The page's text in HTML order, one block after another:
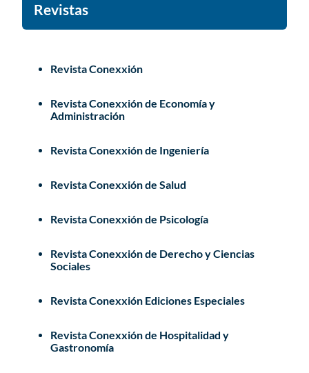
Revistas
Revista Conexxión
Revista Conexxión de Economía y
Administración
Revista Conexxión de Ingeniería
Revista Conexxión de Salud
Revista Conexxión de Psicología
Revista Conexxión de Derecho y Ciencias
Sociales
Revista Conexxión Ediciones Especiales
Revista Conexxión de Hospitalidad y
Gastronomía